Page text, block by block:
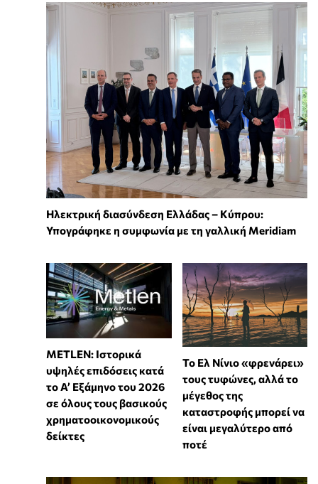
Ηλεκτρική διασύνδεση Ελλάδας – Κύπρου:
Υπογράφηκε η συμφωνία με τη γαλλική Meridiam
METLEN: Ιστορικά
υψηλές επιδόσεις κατά
το Α’ Εξάμηνο του 2026
σε όλους τους βασικούς
χρηματοοικονομικούς
δείκτες
Το Ελ Νίνιο «φρενάρει»
τους τυφώνες, αλλά το
μέγεθος της
καταστροφής μπορεί να
είναι μεγαλύτερο από
ποτέ